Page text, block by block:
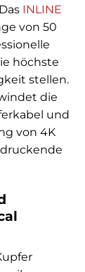
INLINE
von 50
höchste
stellen.
die
und
von 4K